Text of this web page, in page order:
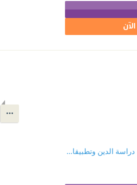
المنهج الفينومينولوجي في دراسة الدين وتطبيقاته عند إسماعيل الفاروقي